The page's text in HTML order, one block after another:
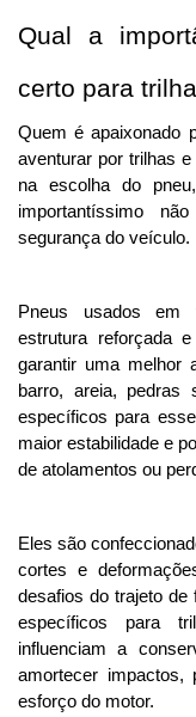
Qual a
certo para
Quem é apaixonado
aventurar por trilhas
na escolha do
importantíssimo
segurança do veículo.
Pneus usados em
estrutura reforçada
garantir uma melhor
barro, areia, pedras
específicos para
maior estabilidade e
de atolamentos ou
Eles são
cortes e
desafios do trajeto
específicos para
influenciam a
amortecer impactos,
esforço do motor.